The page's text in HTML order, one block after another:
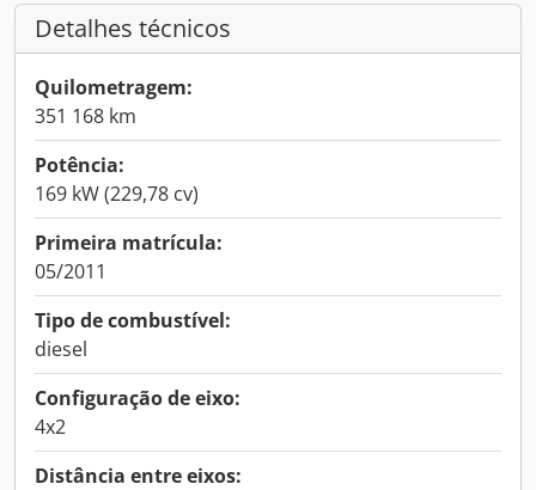
Detalhes técnicos
Quilometragem:
351 168 km
Potência:
169 kW (229,78 cv)
Primeira matrícula:
05/2011
Tipo de combustível:
diesel
Configuração de eixo:
4x2
Distância entre eixos: